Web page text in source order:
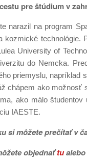
pre štúdium v
narazil na program
kozmické
University of
do Nemcka.
priemyslu, napríklad
chápem ako
ako málo
IAESTE.
si môžete prečítať v
objednaťtualebo